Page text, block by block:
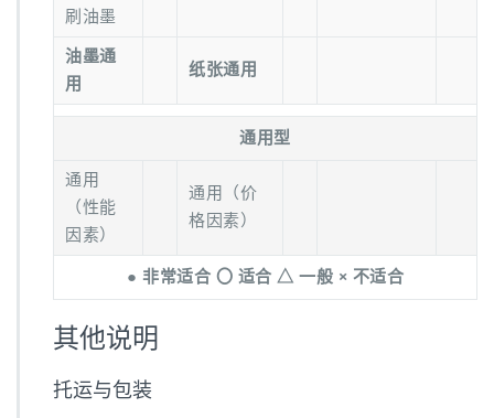
刷油墨
油墨通
用
纸张通用
通用型
通用
（性能
因素）
通用（价
格因素）
● 非常适合 〇 适合 △ 一般 × 不适合
其他说明
托运与包装